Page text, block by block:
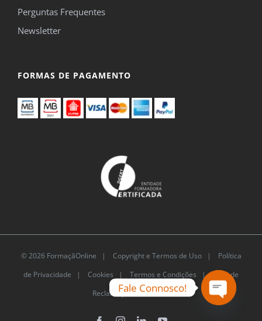
Perguntas Frequentes
Newsletter
FORMAS DE PAGAMENTO
© 2026 FormaçãOnline | Copyright e Termos de Uso|
Política
de Privacidade | Cookies | Termos e Condições |Livro de
Reclamações Eletrónico
Fale Connosco!